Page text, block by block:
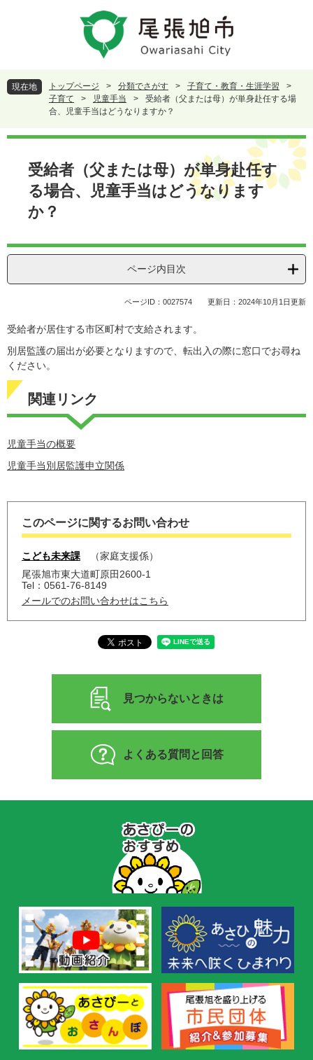
頭
で
飛
ば
本
現在地 トップページ > 分類でさがす > 子育て・教育・生涯学習
>
子育て
> 児童手当 >
受給者（父または母）が単身赴任する場
合、児童手当はどうなりますか？
本
受給者（父または母）が単身赴任す
る場合、児童手当はどうなります
か？
ページ内目次
ページID：0027574 更新日：2024年10月1日更新
受給者が居住する市区町村で支給されます。
別居監護の届出が必要となりますので、転出入の際に窓口でお尋ね
ください。
関連リンク
児童手当の概要​
児童手当別居監護申立関係
このページに関するお問い合わせ
こども未来課
家庭支援係
尾張旭市東大道町原田2600-1
Tel：0561-76-8149
メールでのお問い合わせはこちら
見つからないときは
よくある質問と回答
の
お
す
め